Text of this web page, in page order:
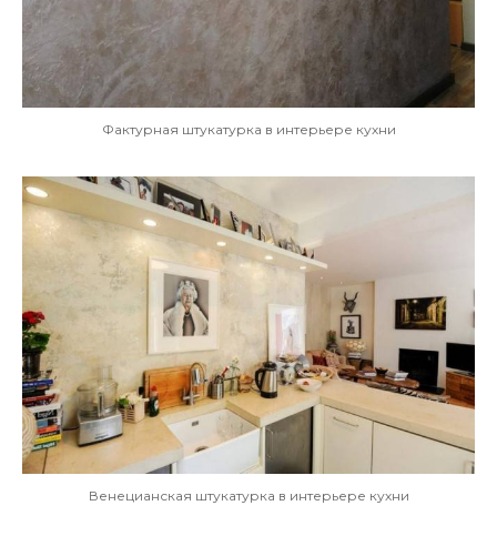
Фактурная штукатурка в интерьере кухни
Венецианская штукатурка в интерьере кухни